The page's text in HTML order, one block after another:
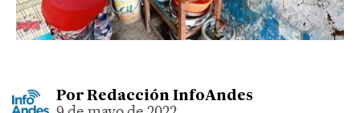
Por Redacción InfoAndes